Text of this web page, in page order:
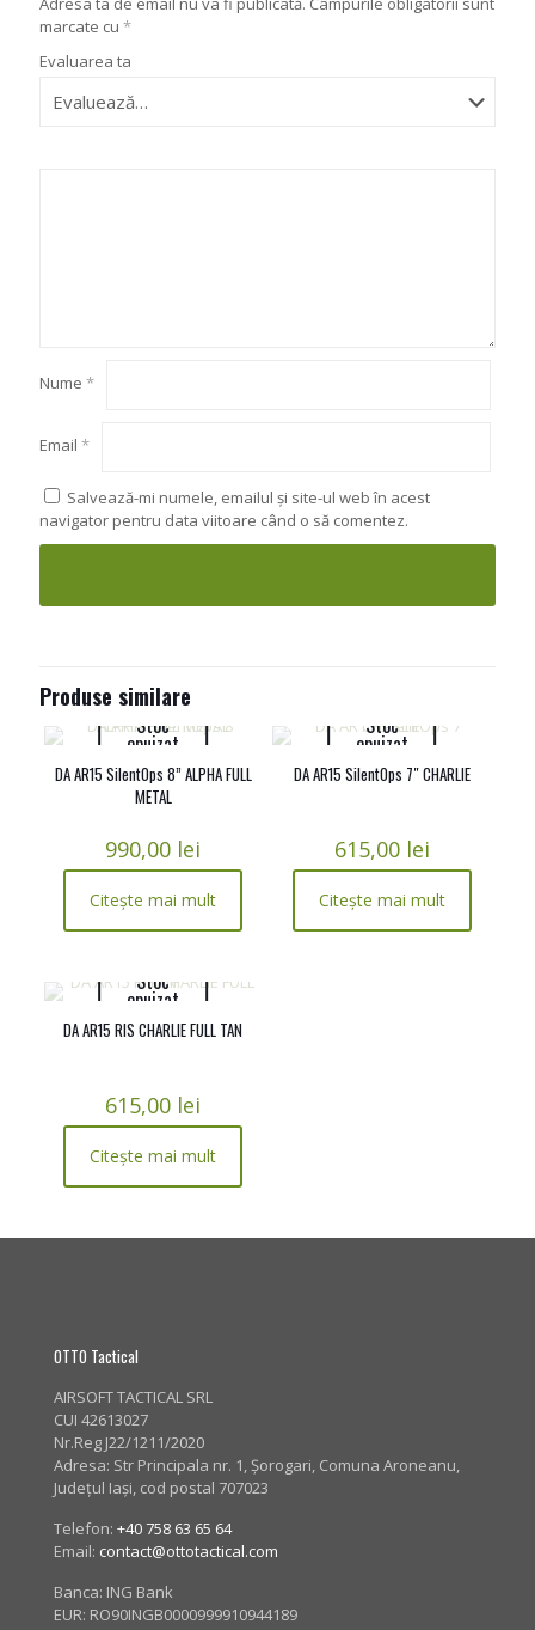
marcate cu *
Evaluarea ta
Nume *
Email *
Salvează-mi numele, emailul și site-ul web în acest
navigator pentru data viitoare când o să comentez.
Produse similare
Stoc
epuizat
DA AR15 SilentOps 8” ALPHA FULL
METAL
990,00 lei
Citește mai mult
Stoc
epuizat
DA AR15 SilentOps 7″ CHARLIE
615,00 lei
Citește mai mult
Stoc
epuizat
DA AR15 RIS CHARLIE FULL TAN
615,00 lei
Citește mai mult
OTTO Tactical
AIRSOFT TACTICAL SRL
CUI 42613027
Nr.Reg J22/1211/2020
Adresa: Str Principala nr. 1, Șorogari, Comuna Aroneanu,
Județul Iași, cod postal 707023
Telefon: +40 758 63 65 64
Email: contact@ottotactical.com
Banca: ING Bank
EUR: RO90INGB0000999910944189